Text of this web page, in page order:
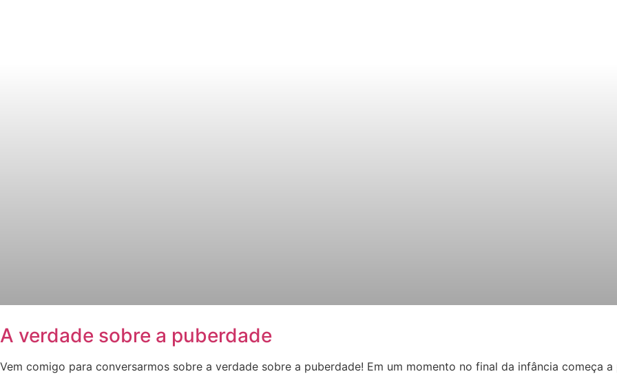
A verdade sobre a puberdade
Vem comigo para conversarmos sobre a verdade sobre a puberdade! Em um momento no final da infância começa